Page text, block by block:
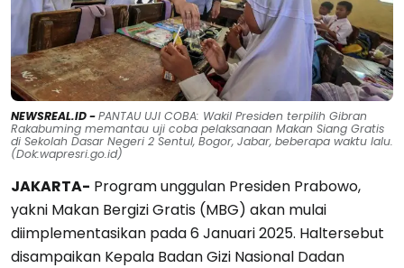
NEWSREAL.ID -PANTAU UJI COBA: Wakil Presiden terpilih Gibran
Rakabuming memantau uji coba pelaksanaan Makan Siang Gratis
di Sekolah Dasar Negeri 2 Sentul, Bogor, Jabar, beberapa waktu lalu.
(Dok:wapresri.go.id)
JAKARTA- Program unggulan Presiden Prabowo,
yakni Makan Bergizi Gratis (MBG) akan mulai
diimplementasikan pada 6 Januari 2025. Haltersebut
disampaikan Kepala Badan Gizi Nasional Dadan